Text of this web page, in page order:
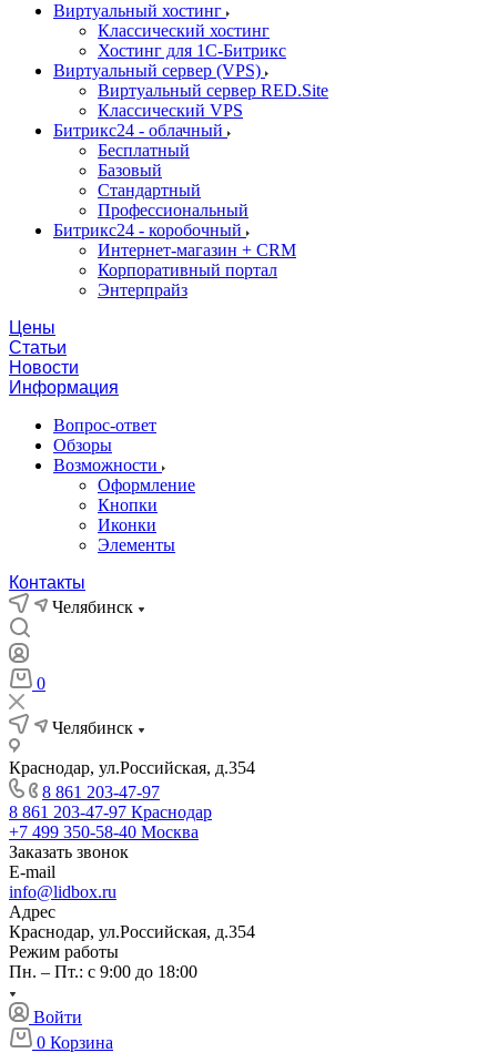
Виртуальный хостинг
Классический хостинг
Хостинг для 1С-Битрикс
Виртуальный сервер (VPS)
Виртуальный сервер RED.Site
Классический VPS
Битрикс24 - облачный
Бесплатный
Базовый
Стандартный
Профессиональный
Битрикс24 - коробочный
Интернет-магазин + CRM
Корпоративный портал
Энтерпрайз
Цены
Статьи
Новости
Информация
Вопрос-ответ
Обзоры
Возможности
Оформление
Кнопки
Иконки
Элементы
Контакты
Челябинск
0
Челябинск
Краснодар, ул.Российская, д.354
8 861 203-47-97
8 861 203-47-97 Краснодар
+7 499 350-58-40 Москва
Заказать звонок
E-mail
info@lidbox.ru
Адрес
Краснодар, ул.Российская, д.354
Режим работы
Пн. – Пт.: с 9:00 до 18:00
Войти
0 Корзина